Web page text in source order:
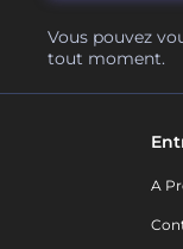
Vous pouvez
tout moment.
A